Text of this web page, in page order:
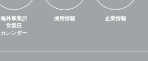
海外事業所
営業日
カレンダー
採用情報 企業情報